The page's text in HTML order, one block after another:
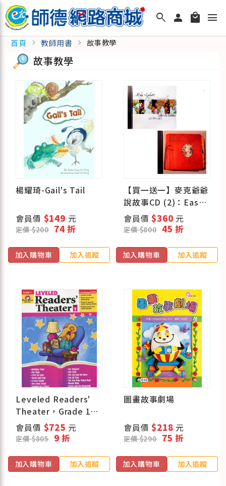
search person local_mall menu
首頁 chevron_right 教師用書 chevron_right 故事教學
故事教學
楊耀琦-Gail's Tail
會員價 $149 元
定價 $200 74 折
加入購物車 加入追蹤
【買一送一】麥克爺爺
說故事CD (2)：East
Meets West 送 CD
(1)：Tales for the
會員價$360 元
定價 $800 45 折
加入購物車 加入追蹤
Leveled Readers'
Theater，Grade 1
(實體原文書)
會員價 $725 元
定價 $805 9 折
加入購物車 加入追蹤
圖畫故事劇場
會員價$218 元
定價 $290 75 折
加入購物車 加入追蹤